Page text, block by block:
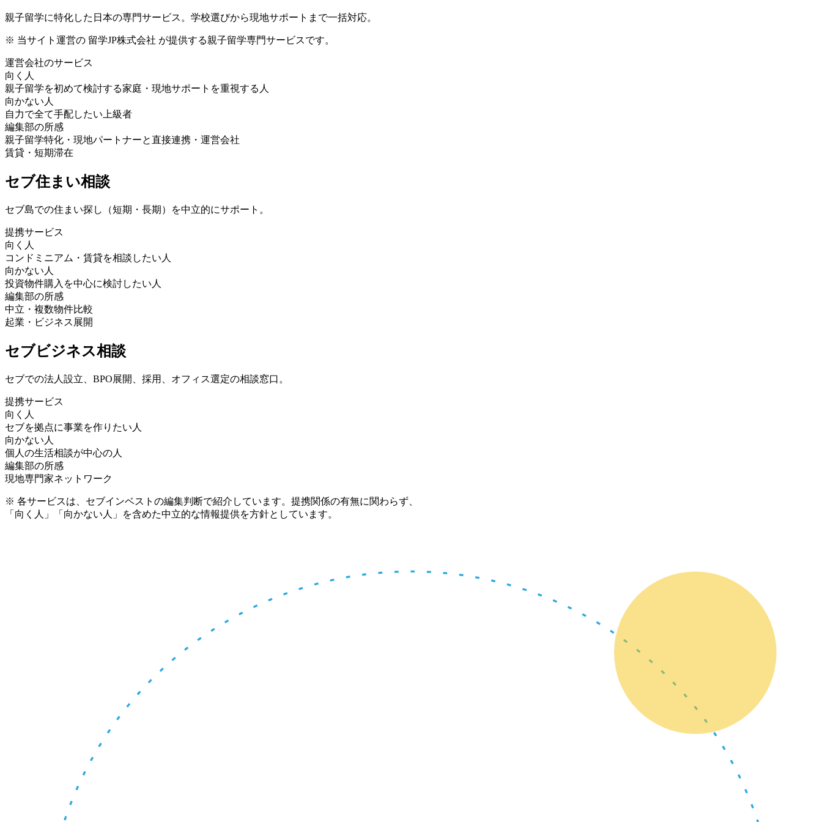
親子留学に特化した日本の専門サービス。学校選びから現地サポートまで一括対応。
※ 当サイト運営の 留学JP株式会社 が提供する親子留学専門サービスです。
運営会社のサービス
向く人
親子留学を初めて検討する家庭・現地サポートを重視する人
向かない人
自力で全て手配したい上級者
編集部の所感
親子留学特化・現地パートナーと直接連携・運営会社
賃貸・短期滞在
セブ住まい相談
セブ島での住まい探し（短期・長期）を中立的にサポート。
提携サービス
向く人
コンドミニアム・賃貸を相談したい人
向かない人
投資物件購入を中心に検討したい人
編集部の所感
中立・複数物件比較
起業・ビジネス展開
セブビジネス相談
セブでの法人設立、BPO展開、採用、オフィス選定の相談窓口。
提携サービス
向く人
セブを拠点に事業を作りたい人
向かない人
個人の生活相談が中心の人
編集部の所感
現地専門家ネットワーク
※ 各サービスは、セブインベストの編集判断で紹介しています。提携関係の有無に関わらず、
「向く人」「向かない人」を含めた中立的な情報提供を方針としています。